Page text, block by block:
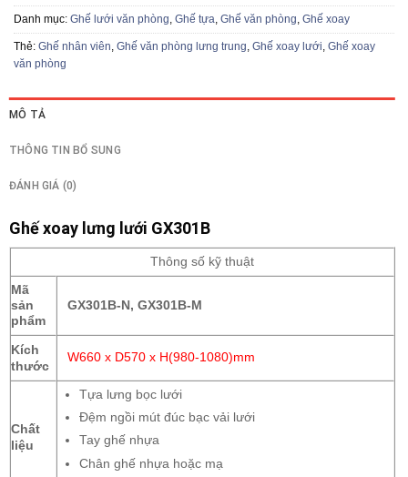
Danh mục: Ghế lưới văn phòng, Ghế tựa, Ghế văn phòng, Ghế xoay
Thẻ: Ghế nhân viên, Ghế văn phòng lưng trung, Ghế xoay lưới, Ghế xoay
văn phòng
MÔ TẢ
THÔNG TIN BỔ SUNG
ĐÁNH GIÁ (0)
Ghế xoay lưng lưới GX301B
Thông số kỹ thuật
Mã
sản
phẩm
GX301B-N, GX301B-M
Kích
thước
W660 x D570 x H(980-1080)mm
Chất
liệu
Tựa lưng bọc lưới
Đệm ngồi mút đúc bạc vải lưới
Tay ghế nhựa
Chân ghế nhựa hoặc mạ